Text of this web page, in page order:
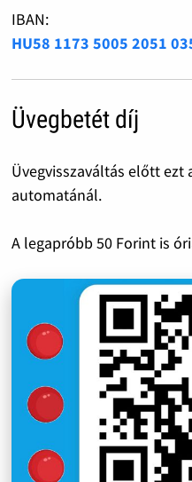
IBAN:
HU58 1173 5005 2051
Üvegbetét díj
Üvegvisszaváltás előtt ezt
automatánál.
A legapróbb 50 Forint is